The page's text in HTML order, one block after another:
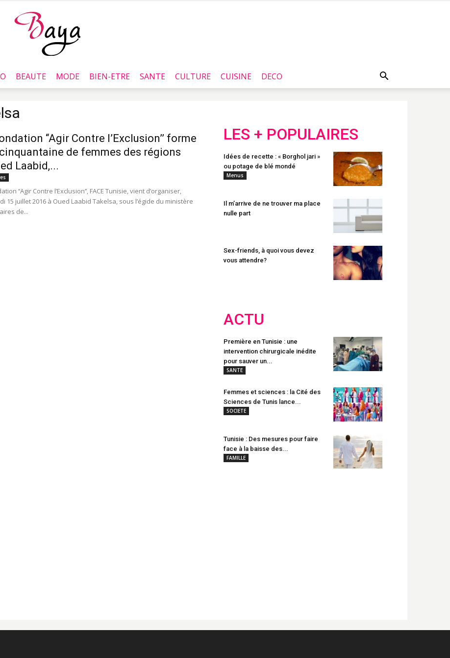
Baya.tn
BEAUTE MODE BIEN-ETRE SANTE CULTURE CUISINE DECO
‘‘Agir Contre l’Exclusion’’ forme
de femmes des régions
Laabid,...
‘‘Agir Contre l’Exclusion’’, FACE Tunisie, vient d’organiser,
15 juillet 2016 à Oued Laabid Takelsa, sous l’égide du ministère
de...
LES + POPULAIRES
Idées de recette : « Borghol jari »
ou potage de blé mondé
Menus
Il m’arrive de ne trouver ma place
nulle part
Sex-friends, à quoi vous devez
vous attendre?
ACTU
Première en Tunisie : une
intervention chirurgicale inédite
pour sauver un...
SANTE
Femmes et sciences : la Cité des
Sciences de Tunis lance...
SOCIETE
Tunisie : Des mesures pour faire
face à la baisse des...
FAMILLE